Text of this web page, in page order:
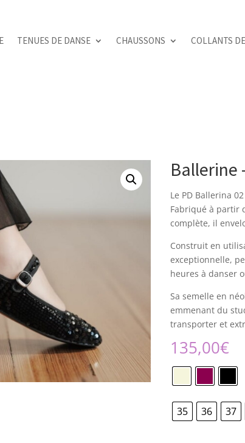
TENUES DE DANSE CHAUSSONS COLLANTS
Ballerine
Le PD Ballerina
Fabriqué à partir
complète, il
Construit en
exceptionnelle,
heures à danser
Sa semelle en
emmenant du
transporter et
135,00€
35 36 37